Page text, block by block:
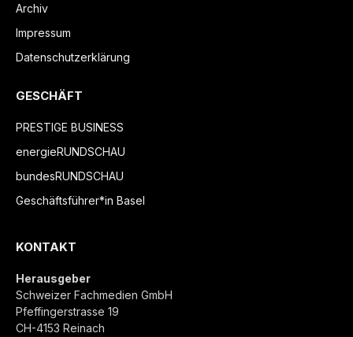
Archiv
Impressum
Datenschutzerklärung
GESCHÄFT
PRESTIGE BUSINESS
energieRUNDSCHAU
bundesRUNDSCHAU
Geschäftsführer*in Basel
KONTAKT
Herausgeber
Schweizer Fachmedien GmbH
Pfeffingerstrasse 19
CH-4153 Reinach